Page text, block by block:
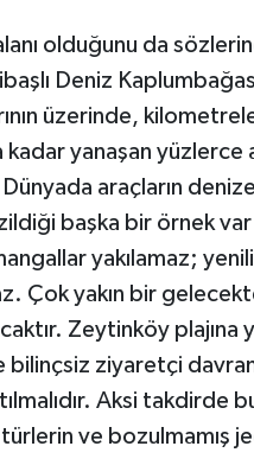
olduğunu da
Deniz
üzerinde,
kadar yanaşan yüzlerce
araçların
başka bir örnek var
yakılamaz;
Çok yakın bir
Zeytinköy plajına
ziyaretçi
Aksi takdirde
ve bozulmamış